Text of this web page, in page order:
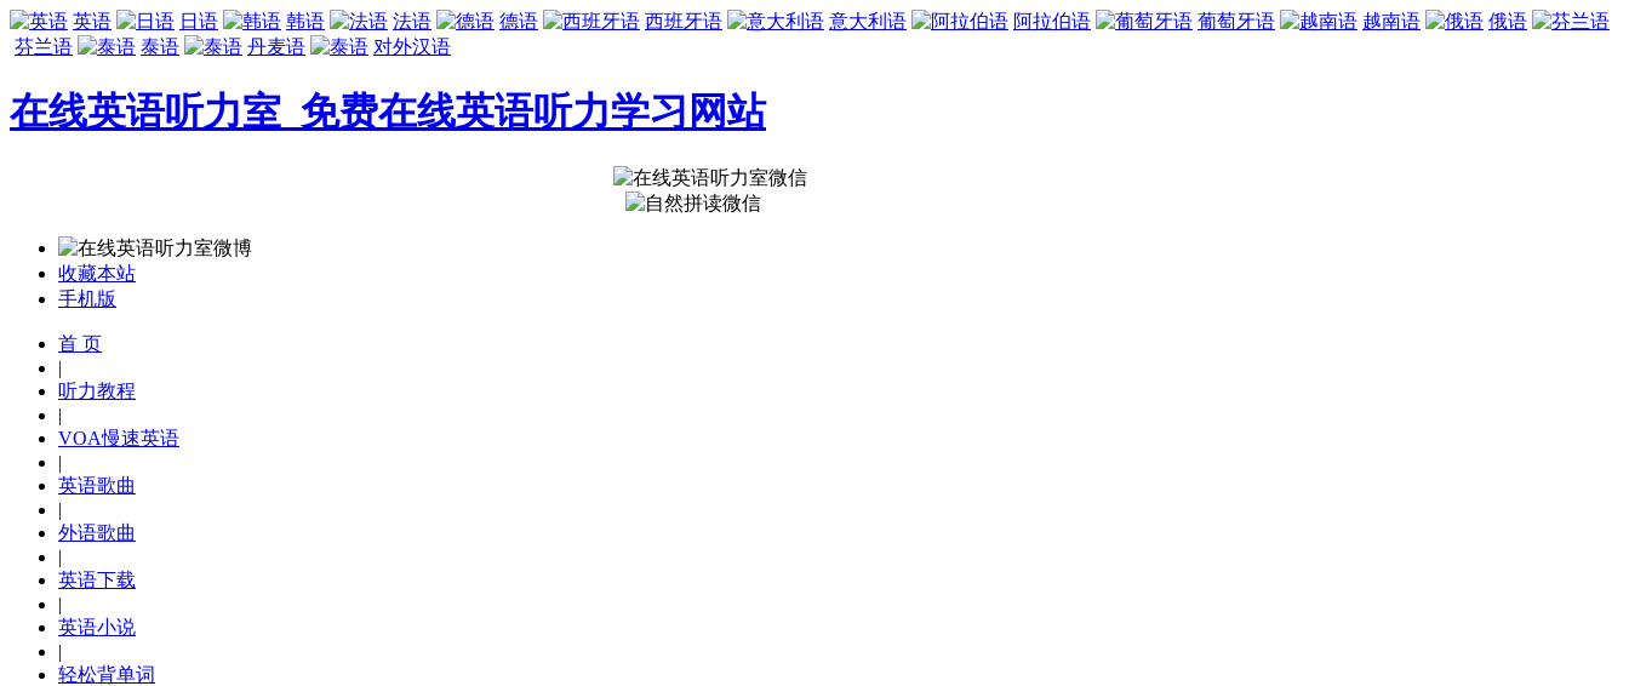
英语 日语 韩语 法语 德语 西班牙语 意大利语 阿拉伯语 葡萄牙语 越南语
俄语
芬兰语
泰语 丹麦语 对外汉语
在线英语听力室_免费在线英语听力学习网站
收藏本站
手机版
首 页
|
听力教程
|
VOA慢速英语
|
英语歌曲
|
外语歌曲
|
英语下载
|
英语小说
|
轻松背单词